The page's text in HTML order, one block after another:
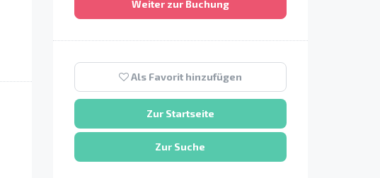
Weiter zur Buchung
Als Favorit hinzufügen
Zur Startseite
Zur Suche